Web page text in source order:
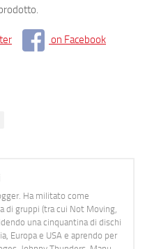
on Facebook
Ha militato come
di gruppi (tra cui Not Moving,
una cinquantina di dischi
Europa e USA e aprendo per